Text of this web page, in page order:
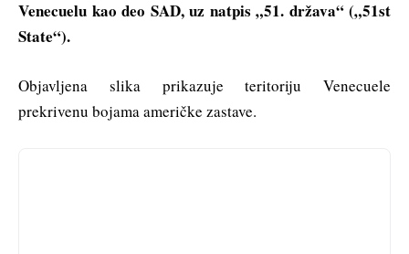
Venecuelu kao deo SAD, uz natpis „51. država“ („51st
State“).
Objavljena slika prikazuje teritoriju Venecuele
prekrivenu bojama američke zastave.